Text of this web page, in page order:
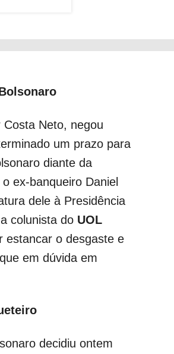
Neto, negou
um prazo para
diante da
ex-banqueiro Daniel
dele à Presidência
colunista do UOL
estancar o desgaste e
em dúvida em
decidiu ontem